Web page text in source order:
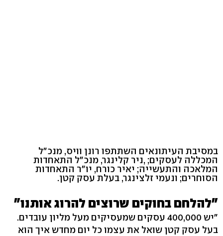
במסיבת העיתונאים השתתפו רונן וויס, מנכ"ל
המכללה לעסקים; ,ניר קלינגר, מנכ"ל התאחדות
המלאכה והתעשייה; יאיר כורח, יו"ר התאחדות
הסוחרים; ונעמי זלצינגר, בעלת עסק קטן.
"להלחם בחוקים שרוצים להרוג אותנו"
"יש 400,000 עסקים שמעסיקים מעל מליון עובדים.
בעל עסק קטן שואל את עצמו כל יום מחדש איך הוא